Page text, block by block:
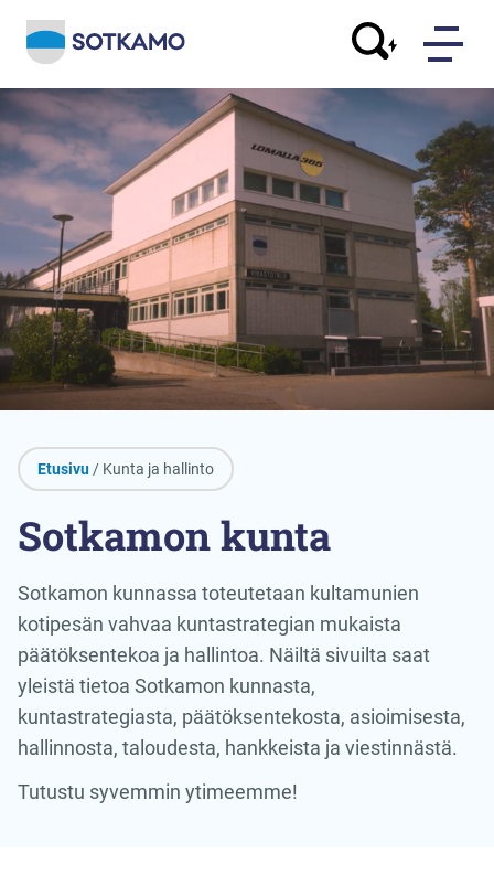
Etusivu/ Kunta ja hallinto
Sotkamon kunta
Sotkamon kunnassa toteutetaan kultamunien
kotipesän vahvaa kuntastrategian mukaista
päätöksentekoa ja hallintoa. Näiltä sivuilta saat
yleistä tietoa Sotkamon kunnasta,
kuntastrategiasta, päätöksentekosta, asioimisesta,
hallinnosta, taloudesta, hankkeista ja viestinnästä.
Tutustu syvemmin ytimeemme!